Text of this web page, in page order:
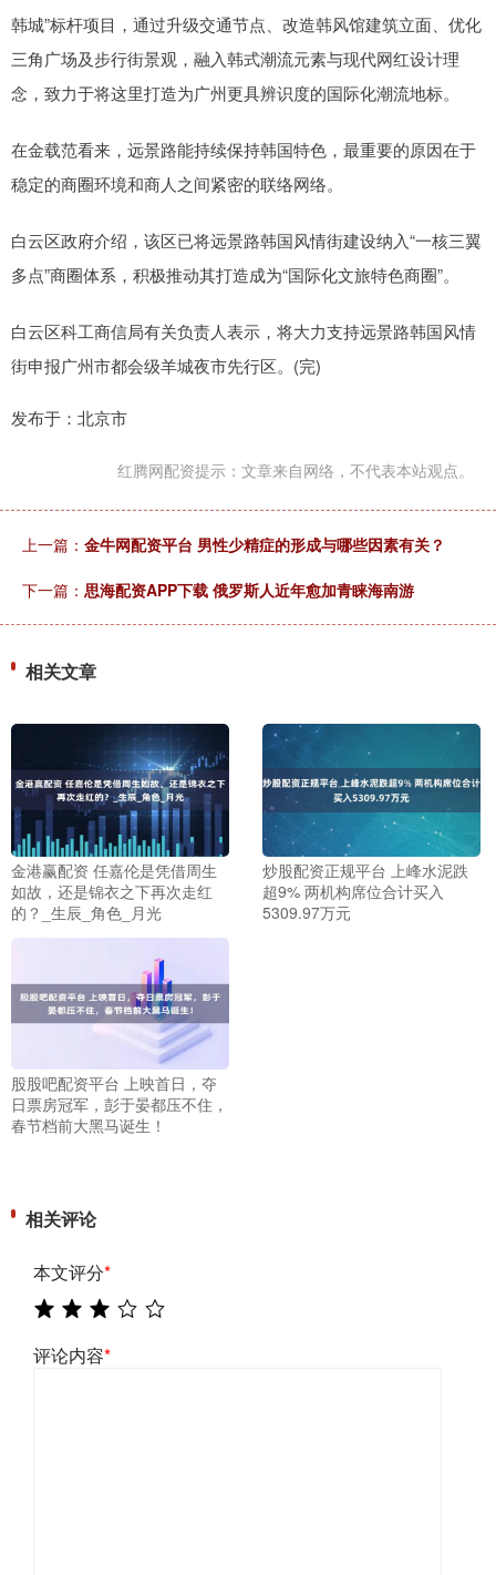
韩城”标杆项目，通过升级交通节点、改造韩风馆建筑立面、优化
三角广场及步行街景观，融入韩式潮流元素与现代网红设计理
念，致力于将这里打造为广州更具辨识度的国际化潮流地标。
在金载范看来，远景路能持续保持韩国特色，最重要的原因在于
稳定的商圈环境和商人之间紧密的联络网络。
白云区政府介绍，该区已将远景路韩国风情街建设纳入“一核三翼
多点”商圈体系，积极推动其打造成为“国际化文旅特色商圈”。
白云区科工商信局有关负责人表示，将大力支持远景路韩国风情
街申报广州市都会级羊城夜市先行区。(完)
发布于：北京市
红腾网配资提示：文章来自网络，不代表本站观点。
上一篇： 金牛网配资平台 男性少精症的形成与哪些因素有关？
下一篇： 思海配资APP下载 俄罗斯人近年愈加青睐海南游
相关文章
金港赢配资 任嘉伦是凭借周生
如故，还是锦衣之下再次走红
的？_生辰_角色_月光
炒股配资正规平台 上峰水泥跌
超9% 两机构席位合计买入
5309.97万元
股股吧配资平台 上映首日，夺
日票房冠军，彭于晏都压不住，
春节档前大黑马诞生！
相关评论
本文评分*
评论内容*